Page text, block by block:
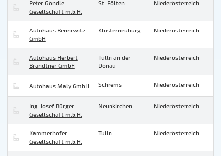
Peter Göndle
Gesellschaft m.b.H.
St. Pölten Niederösterreich
Autohaus Bennewitz
GmbH
Klosterneuburg Niederösterreich
Autohaus Herbert
Brandtner GmbH
Tulln an der
Donau
Niederösterreich
Autohaus Maly GmbH Schrems Niederösterreich
Ing. Josef Bürger
Gesellschaft m.b.H.
Neunkirchen Niederösterreich
Kammerhofer
Gesellschaft m.b.H.
Tulln Niederösterreich